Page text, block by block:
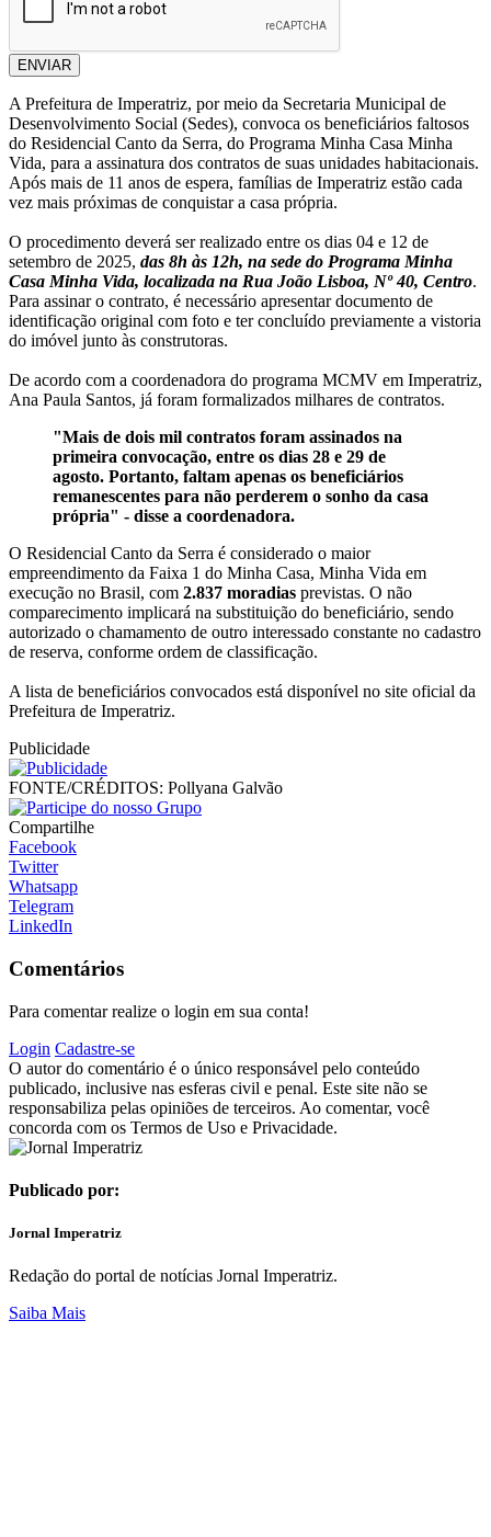
ENVIAR
A Prefeitura de Imperatriz, por meio da Secretaria Municipal de
Desenvolvimento Social (Sedes), convoca os beneficiários faltosos
do Residencial Canto da Serra, do Programa Minha Casa Minha
Vida, para a assinatura dos contratos de suas unidades habitacionais.
Após mais de 11 anos de espera, famílias de Imperatriz estão cada
vez mais próximas de conquistar a casa própria.
O procedimento deverá ser realizado entre os dias 04 e 12 de
setembro de 2025, das 8h às 12h, na sede do Programa Minha
Casa Minha Vida, localizada na Rua João Lisboa, Nº 40, Centro.
Para assinar o contrato, é necessário apresentar documento de
identificação original com foto e ter concluído previamente a vistoria
do imóvel junto às construtoras.
De acordo com a coordenadora do programa MCMV em Imperatriz,
Ana Paula Santos, já foram formalizados milhares de contratos.
"Mais de dois mil contratos foram assinados na
primeira convocação, entre os dias 28 e 29 de
agosto. Portanto, faltam apenas os beneficiários
remanescentes para não perderem o sonho da casa
própria" - disse a coordenadora.
O Residencial Canto da Serra é considerado o maior
empreendimento da Faixa 1 do Minha Casa, Minha Vida em
execução no Brasil, com 2.837 moradias previstas. O não
comparecimento implicará na substituição do beneficiário, sendo
autorizado o chamamento de outro interessado constante no cadastro
de reserva, conforme ordem de classificação.
A lista de beneficiários convocados está disponível no site oficial da
Prefeitura de Imperatriz.
Publicidade
FONTE/CRÉDITOS: Pollyana Galvão
Compartilhe
Facebook
Twitter
Whatsapp
Telegram
LinkedIn
Comentários
Para comentar realize o login em sua conta!
Login Cadastre-se
O autor do comentário é o único responsável pelo conteúdo
publicado, inclusive nas esferas civil e penal. Este site não se
responsabiliza pelas opiniões de terceiros. Ao comentar, você
concorda com os Termos de Uso e Privacidade.
Publicado por:
Jornal Imperatriz
Redação do portal de notícias Jornal Imperatriz.
Saiba Mais